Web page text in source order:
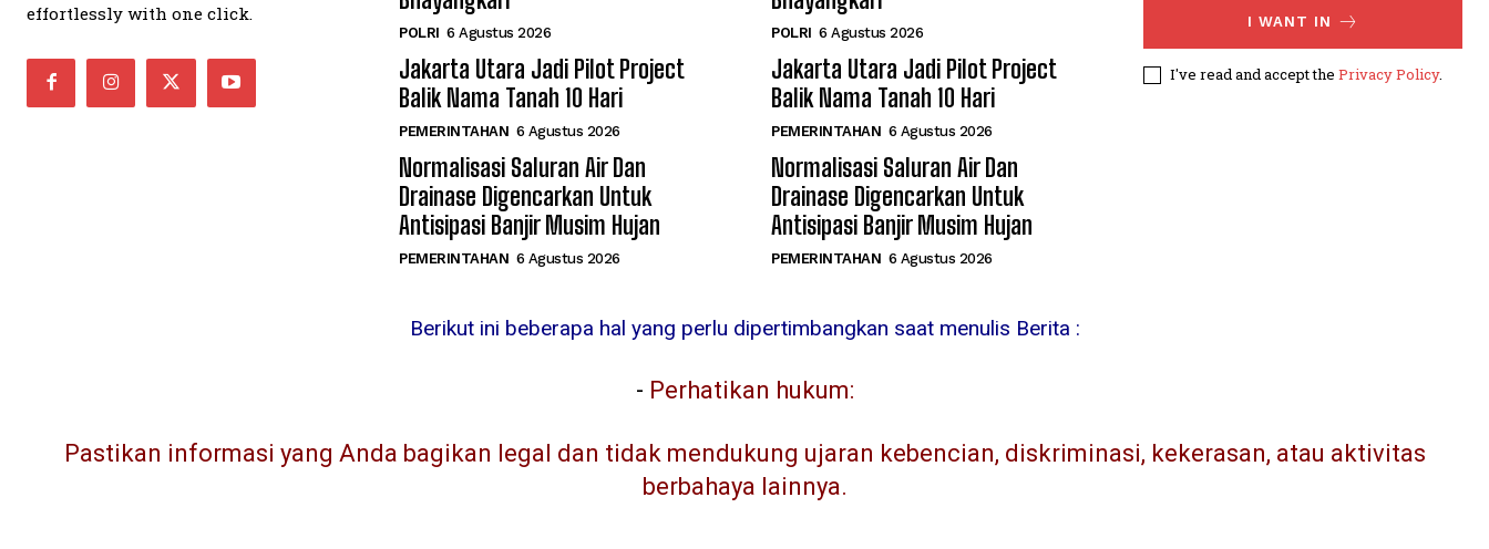
effortlessly with one click.
POLRI 6 Agustus 2026
Jakarta Utara Jadi Pilot Project
Balik Nama Tanah 10 Hari
PEMERINTAHAN 6 Agustus 2026
Normalisasi Saluran Air Dan
Drainase Digencarkan Untuk
Antisipasi Banjir Musim Hujan
PEMERINTAHAN 6 Agustus 2026
POLRI 6 Agustus 2026
Jakarta Utara Jadi Pilot Project
Balik Nama Tanah 10 Hari
PEMERINTAHAN 6 Agustus 2026
Normalisasi Saluran Air Dan
Drainase Digencarkan Untuk
Antisipasi Banjir Musim Hujan
PEMERINTAHAN 6 Agustus 2026
I WANT IN
I've read and accept the Privacy Policy.
Berikut ini beberapa hal yang perlu dipertimbangkan saat menulis Berita :
- Perhatikan hukum:
Pastikan informasi yang Anda bagikan legal dan tidak mendukung ujaran kebencian, diskriminasi, kekerasan, atau aktivitas
berbahaya lainnya.